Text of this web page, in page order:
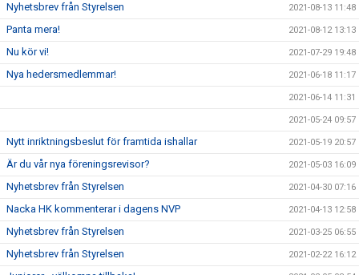
Nyhetsbrev från Styrelsen 2021-08-13 11:48
Panta mera! 2021-08-12 13:13
Nu kör vi! 2021-07-29 19:48
Nya hedersmedlemmar! 2021-06-18 11:17
2021-06-14 11:31
2021-05-24 09:57
Nytt inriktningsbeslut för framtida ishallar 2021-05-19 20:57
Är du vår nya föreningsrevisor? 2021-05-03 16:09
Nyhetsbrev från Styrelsen 2021-04-30 07:16
Nacka HK kommenterar i dagens NVP 2021-04-13 12:58
Nyhetsbrev från Styrelsen 2021-03-25 06:55
Nyhetsbrev från Styrelsen 2021-02-22 16:12